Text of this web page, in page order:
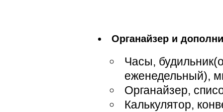
Органайзер и
Часы,
еженедельный),
Органайзер,
Калькулятор,